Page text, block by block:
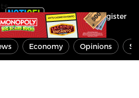
Register
Economy Opinions